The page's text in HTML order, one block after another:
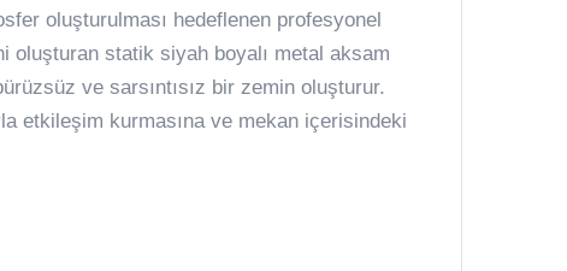
oluşturulması hedeflenen profesyonel
oluşturan statik siyah boyalı metal aksam
ve sarsıntısız bir zemin oluşturur.
etkileşim kurmasına ve mekan içerisindeki